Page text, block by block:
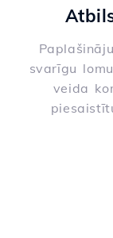
svarīgu
veida